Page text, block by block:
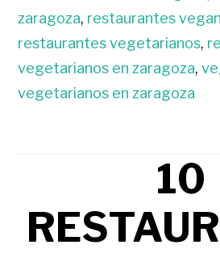
zaragoza, restaurantes
restaurantes vegetarianos,
vegetarianos en zaragoza,
vegetarianos en zaragoza
10